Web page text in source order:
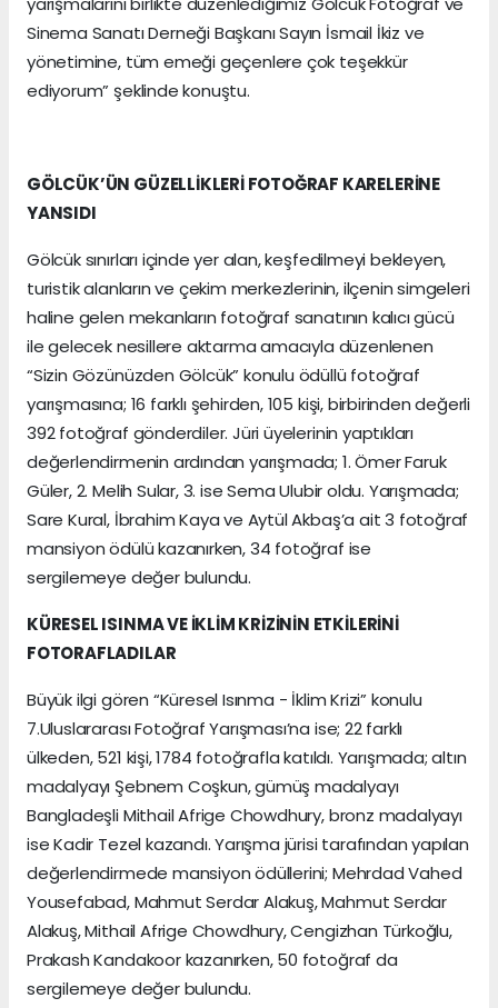
Sinema Sanatı Derneği Başkanı Sayın İsmail İkiz ve
yönetimine, tüm emeği geçenlere çok teşekkür
ediyorum” şeklinde konuştu.
GÖLCÜK’ÜN GÜZELLİKLERİ FOTOĞRAF KARELERİNE
YANSIDI
Gölcük sınırları içinde yer alan, keşfedilmeyi bekleyen,
turistik alanların ve çekim merkezlerinin, ilçenin simgeleri
haline gelen mekanların fotoğraf sanatının kalıcı gücü
ile gelecek nesillere aktarma amacıyla düzenlenen
“Sizin Gözünüzden Gölcük” konulu ödüllü fotoğraf
yarışmasına; 16 farklı şehirden, 105 kişi, birbirinden değerli
392 fotoğraf gönderdiler. Jüri üyelerinin yaptıkları
değerlendirmenin ardından yarışmada; 1. Ömer Faruk
Güler, 2. Melih Sular, 3. ise Sema Ulubir oldu. Yarışmada;
Sare Kural, İbrahim Kaya ve Aytül Akbaş’a ait 3 fotoğraf
mansiyon ödülü kazanırken, 34 fotoğraf ise
sergilemeye değer bulundu.
KÜRESEL ISINMA VE İKLİM KRİZİNİN ETKİLERİNİ
FOTORAFLADILAR
Büyük ilgi gören “Küresel Isınma - İklim Krizi” konulu
7.Uluslararası Fotoğraf Yarışması’na ise; 22 farklı
ülkeden, 521 kişi, 1784 fotoğrafla katıldı. Yarışmada; altın
madalyayı Şebnem Coşkun, gümüş madalyayı
Bangladeşli Mithail Afrige Chowdhury, bronz madalyayı
ise Kadir Tezel kazandı. Yarışma jürisi tarafından yapılan
değerlendirmede mansiyon ödüllerini; Mehrdad Vahed
Yousefabad, Mahmut Serdar Alakuş, Mahmut Serdar
Alakuş, Mithail Afrige Chowdhury, Cengizhan Türkoğlu,
Prakash Kandakoor kazanırken, 50 fotoğraf da
sergilemeye değer bulundu.